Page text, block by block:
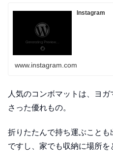
Instagram
www.instagram.com
人気のコンボマットは、ヨ
さった優れもの。
折りたたんで持ち運ぶこと
ですし、家でも収納に場所を